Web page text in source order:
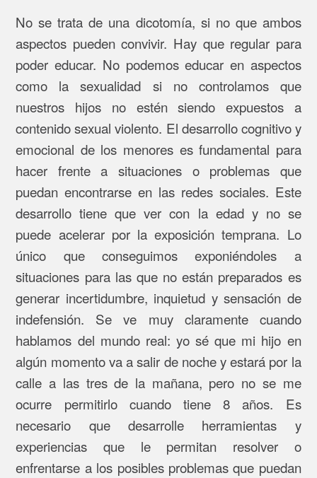
No se trata de una dicotomía, si no que ambos
aspectos pueden convivir. Hay que regular para
poder educar. No podemos educar en aspectos
como la sexualidad si no controlamos que
nuestros hijos no estén siendo expuestos a
contenido sexual violento. El desarrollo cognitivo y
emocional de los menores es fundamental para
hacer frente a situaciones o problemas que
puedan encontrarse en las redes sociales. Este
desarrollo tiene que ver con la edad y no se
puede acelerar por la exposición temprana. Lo
único que conseguimos exponiéndoles a
situaciones para las que no están preparados es
generar incertidumbre, inquietud y sensación de
indefensión. Se ve muy claramente cuando
hablamos del mundo real: yo sé que mi hijo en
algún momento va a salir de noche y estará por la
calle a las tres de la mañana, pero no se me
ocurre permitirlo cuando tiene 8 años. Es
necesario que desarrolle herramientas y
experiencias que le permitan resolver o
enfrentarse a los posibles problemas que puedan